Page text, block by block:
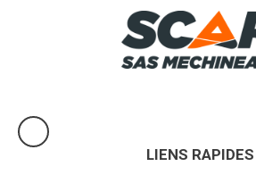
LIENS RAPIDES